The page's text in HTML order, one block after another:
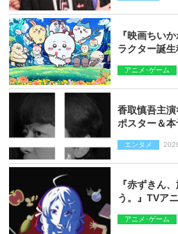
『映画ちい
ラクター誕
アニメ･ゲーム
香取慎吾主演
ポスター＆
エンタメ
『赤ずきん
う。』TVア
アニメ･ゲーム